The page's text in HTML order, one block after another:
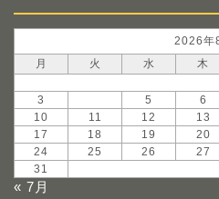
2026年
月
火 水 木
3
5 6
10
11 12 13
17
18 19 20
24
25 26 27
31
« 7月